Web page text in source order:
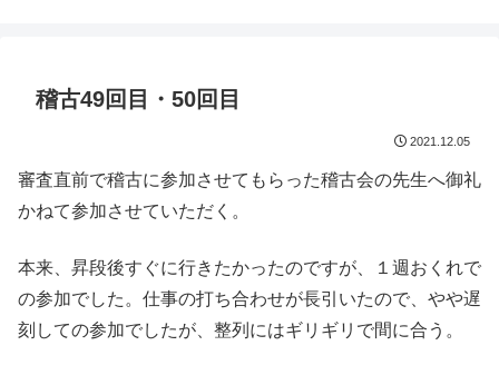
稽古49回目・50回目
2021.12.05
審査直前で稽古に参加させてもらった稽古会の先生へ御礼
かねて参加させていただく。
本来、昇段後すぐに行きたかったのですが、１週おくれで
の参加でした。仕事の打ち合わせが長引いたので、やや遅
刻しての参加でしたが、整列にはギリギリで間に合う。